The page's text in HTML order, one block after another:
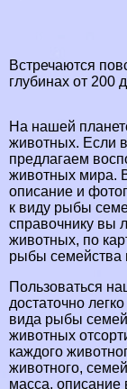
Встречаются
глубинах от 200
На нашей
животных. Если
предлагаем
животных мира.
описание и
к виду рыбы
справочнику вы
животных, по
рыбы семейства
Пользоваться
достаточно
вида рыбы
животных
каждого
животного,
масса, описание